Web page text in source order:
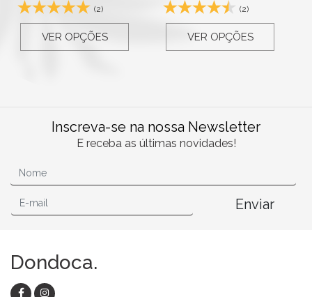
(2)
VER OPÇÕES
(2)
VER OPÇÕES
Inscreva-se na nossa Newsletter
E receba as últimas novidades!
Enviar
Dondoca.